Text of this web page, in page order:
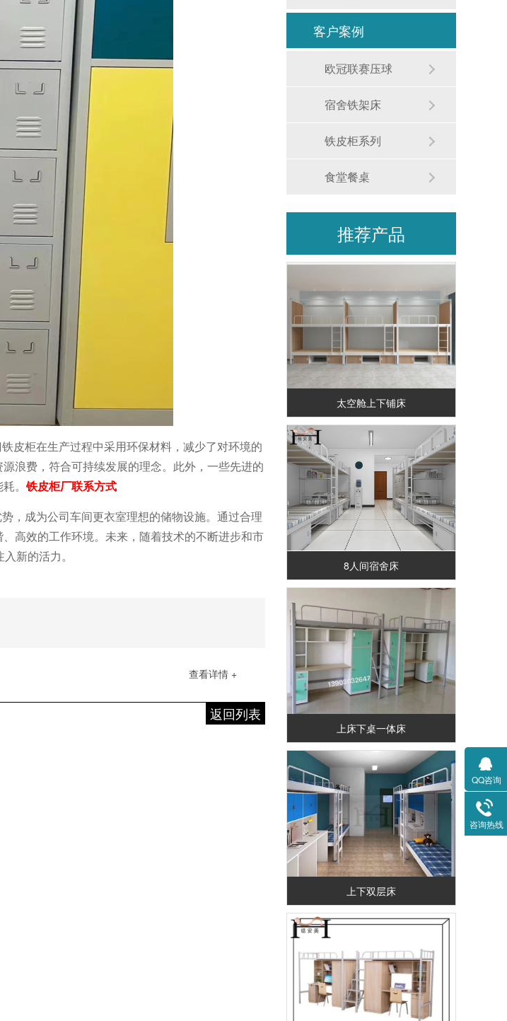
皮柜在生产过程中采用环保材料，减少了对环境的
浪费，符合可持续发展的理念。此外，一些先进的
。 铁皮柜厂联系方式
，成为公司车间更衣室理想的储物设施。通过合理
高效的工作环境。未来，随着技术的不断进步和市
新的活力。
查看详情 +
返回列表
客户案例
欧冠联赛压球
宿舍铁架床
铁皮柜系列
食堂餐桌
推荐产品
太空舱上下铺床
8人间宿舍床
上床下桌一体床
上下双层床
QQ咨询
咨询热线